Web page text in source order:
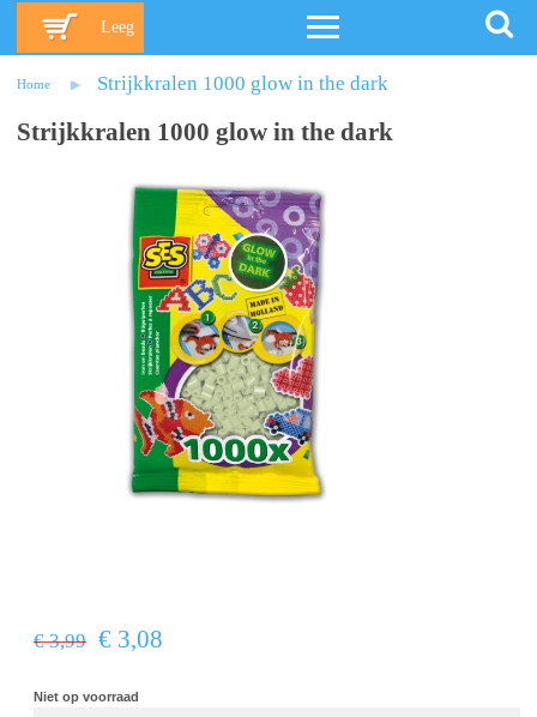
Leeg
Home Strijkkralen 1000 glow in the dark
Strijkkralen 1000 glow in the dark
€ 3,99 € 3,08
Niet op voorraad